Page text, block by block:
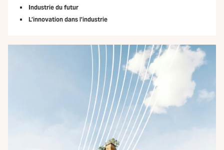
Industrie du futur
L’innovation dans l’industrie